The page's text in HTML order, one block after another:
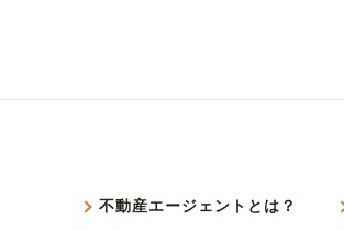
不動産エージェントとは？